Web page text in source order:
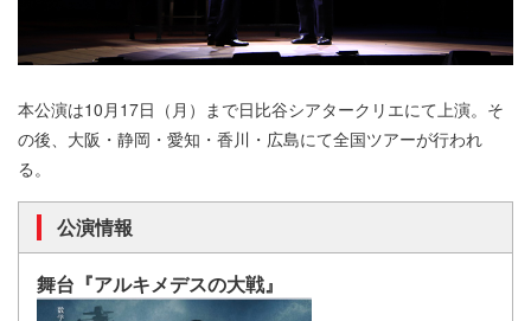
本公演は10月17日（月）まで日比谷シアタークリエにて上演。そ
の後、大阪・静岡・愛知・香川・広島にて全国ツアーが行われ
る。
公演情報
舞台『アルキメデスの大戦』